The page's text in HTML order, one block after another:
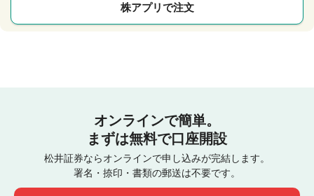
株アプリで注文
オンラインで簡単。
まずは無料で口座開設
松井証券ならオンラインで申し込みが完結します。
署名・捺印・書類の郵送は不要です。